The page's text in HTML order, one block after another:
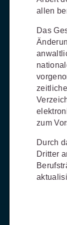
Produktberater
-
allen
Das
zum
Durch
Dritter